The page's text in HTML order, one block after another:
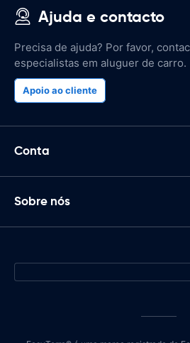
Ajuda e contacto
Precisa de ajuda? Por favor,
especialistas em aluguer de carro.
Apoio ao cliente
Conta
Sobre nós